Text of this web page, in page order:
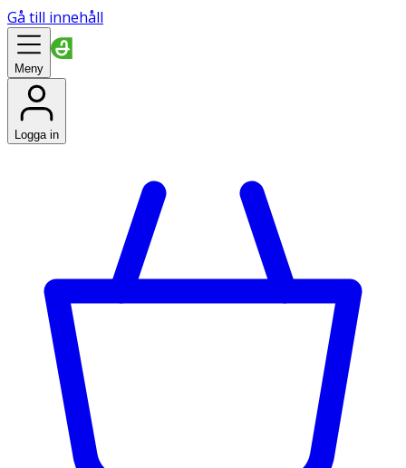
Gå till innehåll
Meny
Logga in